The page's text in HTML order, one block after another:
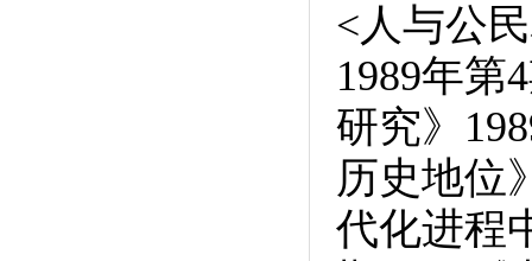
<人与公
1989年第
研究》
历史地位
代化进程